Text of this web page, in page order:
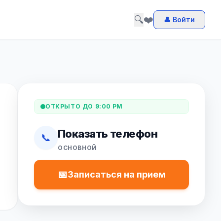
🔍❤️ 👤 Войти
ОТКРЫТО ДО 9:00 PM
📞 Показать телефон
ОСНОВНОЙ
📅Записаться на прием